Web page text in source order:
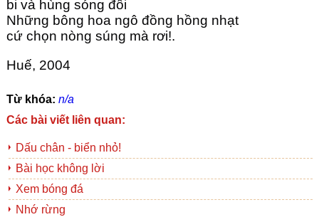
bi và hùng sóng đôi
Những bông hoa ngô đồng hồng nhạt
cứ chọn nòng súng mà rơi!.
Huế, 2004
Từ khóa: n/a
Các bài viết liên quan:
Dấu chân - biển nhỏ!
Bài học không lời
Xem bóng đá
Nhớ rừng